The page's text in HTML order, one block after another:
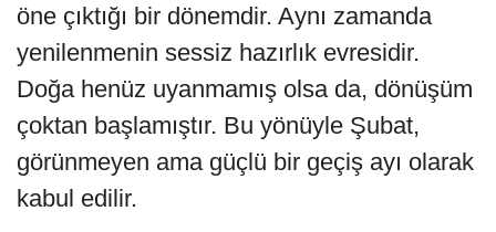
öne çıktığı bir dönemdir. Aynı zamanda
yenilenmenin sessiz hazırlık evresidir.
Doğa henüz uyanmamış olsa da, dönüşüm
çoktan başlamıştır. Bu yönüyle Şubat,
görünmeyen ama güçlü bir geçiş ayı olarak
kabul edilir.